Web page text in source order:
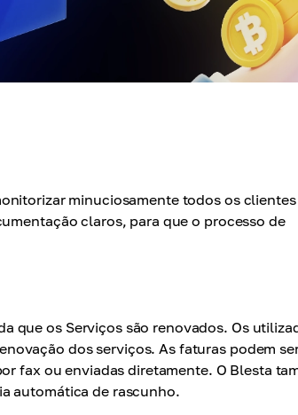
minuciosamente todos os
claros, para que o processo de
que os Serviços são renovados. Os
dos serviços. As faturas podem
fax ou enviadas diretamente. O Blesta
automática de rascunho.